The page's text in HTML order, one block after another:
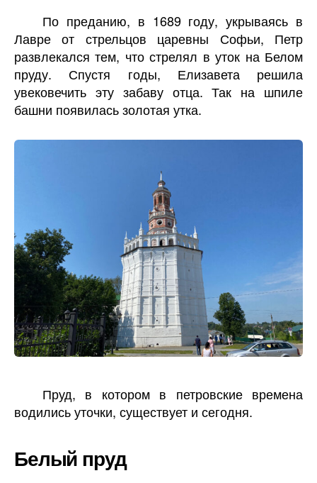
По преданию, в 1689 году, укрываясь в
Лавре от стрельцов царевны Софьи, Петр
развлекался тем, что стрелял в уток на Белом
пруду. Спустя годы, Елизавета решила
увековечить эту забаву отца. Так на шпиле
башни появилась золотая утка.
Пруд, в котором в петровские времена
водились уточки, существует и сегодня.
Белый пруд